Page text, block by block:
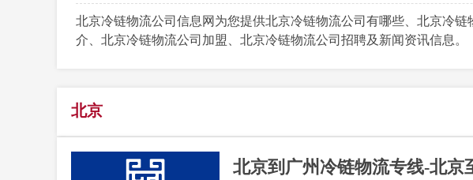
北京冷链物流公司信息网为您提供北京冷链物流公司有哪些、北京冷
介、北京冷链物流公司加盟、北京冷链物流公司招聘及新闻资讯信息。
北京